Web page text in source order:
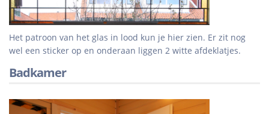
Het patroon van het glas in lood kun je hier zien. Er zit nog
wel een sticker op en onderaan liggen 2 witte afdeklatjes.
Badkamer